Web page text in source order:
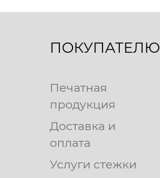
ПОКУПАТЕЛЮ
Печатная
продукция
Доставка и
оплата
Услуги стежки